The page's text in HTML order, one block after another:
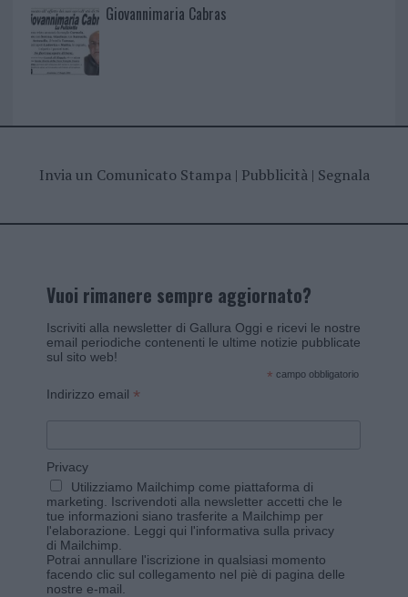
Giovannimaria Cabras
Invia un Comunicato Stampa| Pubblicità| Segnala
Vuoi rimanere sempre aggiornato?
Iscriviti alla newsletter di Gallura Oggi e ricevi le nostre
email periodiche contenenti le ultime notizie pubblicate
sul sito web!
* campo obbligatorio
Indirizzo email *
Privacy
Utilizziamo Mailchimp come piattaforma di
marketing. Iscrivendoti alla newsletter accetti che le
tue informazioni siano trasferite a Mailchimp per
l'elaborazione. Leggi qui l'informativa sulla privacy
di Mailchimp
Potrai annullare l'iscrizione in qualsiasi momento
facendo clic sul collegamento nel piè di pagina delle
nostre e-mail.